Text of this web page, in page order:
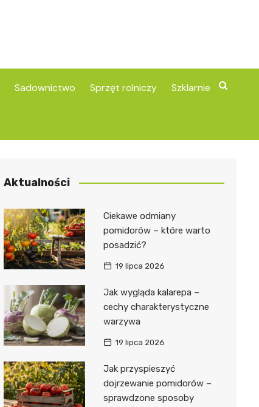
Sadownictwo Sprzęt rolniczy Szklarnie
Aktualności
Ciekawe odmiany
pomidorów – które warto
posadzić?
19 lipca 2026
Jak wygląda kalarepa –
cechy charakterystyczne
warzywa
19 lipca 2026
Jak przyspieszyć
dojrzewanie pomidorów –
sprawdzone sposoby